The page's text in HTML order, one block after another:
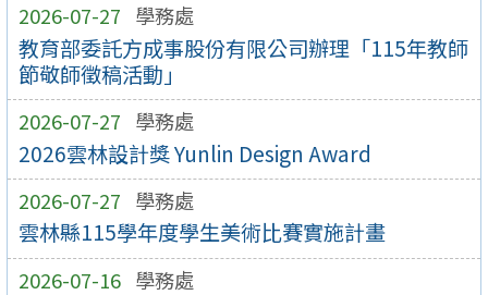
2026-07-27 學務處
教育部委託方成事股份有限公司辦理「115年教師
節敬師徵稿活動」
2026-07-27 學務處
2026雲林設計獎 Yunlin Design Award
2026-07-27 學務處
雲林縣115學年度學生美術比賽實施計畫
2026-07-16 學務處